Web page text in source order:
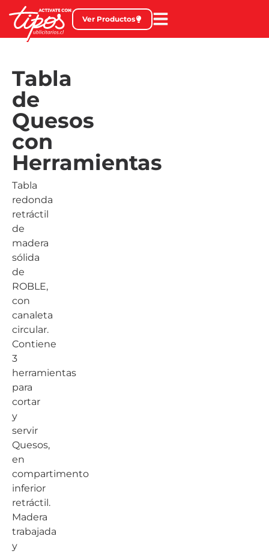
Ver Productos
Tabla
de
Quesos
con
Herramientas
Tabla
redonda
retráctil
de
madera
sólida
de
ROBLE,
con
canaleta
circular.
Contiene
3
herramientas
para
cortar
y
servir
Quesos,
en
compartimento
inferior
retráctil.
Madera
trabajada
y